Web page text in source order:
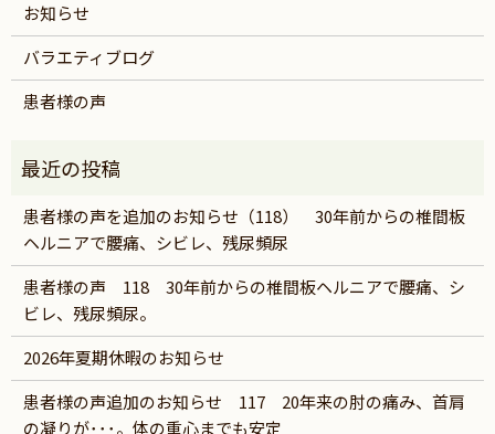
お知らせ
バラエティブログ
患者様の声
患者様の声を追加のお知らせ（118） 30年前からの椎間板
ヘルニアで腰痛、シビレ、残尿頻尿
患者様の声 118 30年前からの椎間板ヘルニアで腰痛、シ
ビレ、残尿頻尿。
2026年夏期休暇のお知らせ
患者様の声追加のお知らせ 117 20年来の肘の痛み、首肩
の凝りが･･･。体の重心までも安定